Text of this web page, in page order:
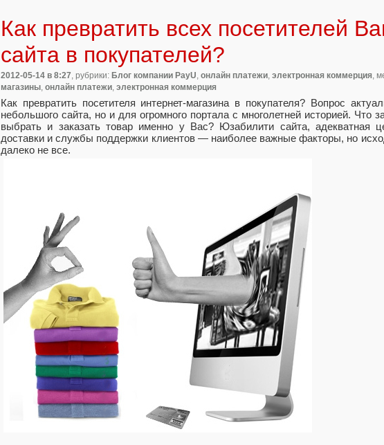
Как превратить всех посетителей
сайта в покупателей?
2012-05-14 в 8:27, рубрики: Блог компании PayU, онлайн платежи, электронная коммерция,
магазины, онлайн платежи, электронная коммерция
Как превратить посетителя интернет-магазина в покупателя? Вопрос
небольшого сайта, но и для огромного портала с многолетней историей. Что
выбрать и заказать товар именно у Вас? Юзабилити сайта, адекватная
доставки и службы поддержки клиентов — наиболее важные факторы, но
далеко не все.